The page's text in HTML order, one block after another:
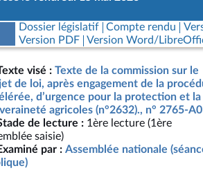
Dossier législatif Compte rendu
Version PDF
Version Word/
visé : Texte de la commission sur le
de loi, après engagement de la
d’urgence pour la protection et la
agricoles (n°2632)., n° 2765-A0
de lecture : 1ère lecture (1ère
saisie)
par : Assemblée nationale